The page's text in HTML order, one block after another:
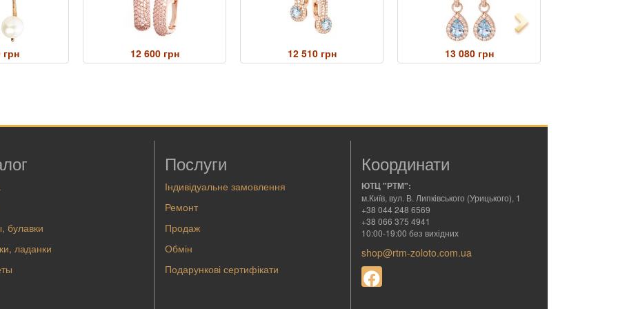
грн 12 600 грн 12 510 грн 13 080 грн
Next
булавки
ладанки
Послуги
Індивідуальне замовлення
Ремонт
Продаж
Обмін
Подарункові сертифікати
Координати
ЮТЦ "РТМ":
м.Київ, вул. В. Липківського (Урицького), 1
+38 044 248 6569
+38 066 375 4941
10:00-19:00 без вихідних
shop@rtm-zoloto.com.ua